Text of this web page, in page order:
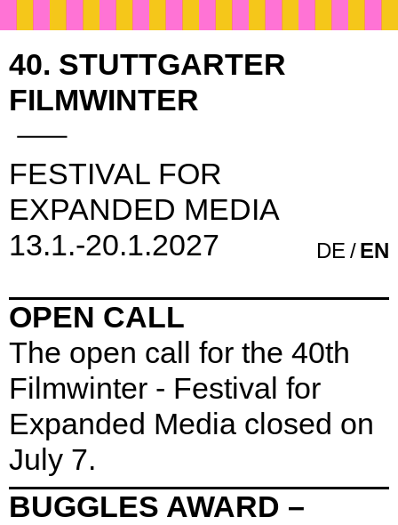
40. STUTTGARTER
FILMWINTER
FESTIVAL FOR
EXPANDED MEDIA
13.1.-20.1.2027
DE EN
OPEN CALL
The open call for the 40th
Filmwinter - Festival for
Expanded Media closed on
July 7.
BUGGLES AWARD –